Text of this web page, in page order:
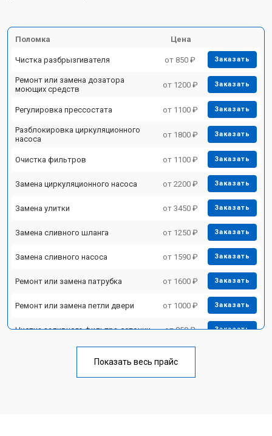
Поломка Цена
Чистка разбрызгивателя от 850 ₽ Заказать
Ремонт или замена дозатора
моющих средств
от 1200 ₽ Заказать
Регулировка прессостата от 1100 ₽ Заказать
Разблокировка циркуляционного
насоса
от 1800 ₽ Заказать
Очистка фильтров от 1100 ₽ Заказать
Замена циркуляционного насоса от 2200 ₽ Заказать
Замена улитки от 3450 ₽ Заказать
Замена сливного шланга от 1250 ₽ Заказать
Замена сливного насоса от 1590 ₽ Заказать
Ремонт или замена патрубка от 1600 ₽ Заказать
Ремонт или замена петли двери от 1000 ₽ Заказать
Чистка заливного фильтра-сеточки от 850 ₽ Заказать
Ремонт теплообменника от 2000 ₽
Показать весь прайс